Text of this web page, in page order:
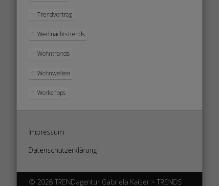
Trendvortrag
Weihnachtstrends
Wohntrends
Wohnwelten
Workshops
Impressum
Datenschutzerklärung
© 2026 TRENDagentur Gabriela Kaiser > TRENDS